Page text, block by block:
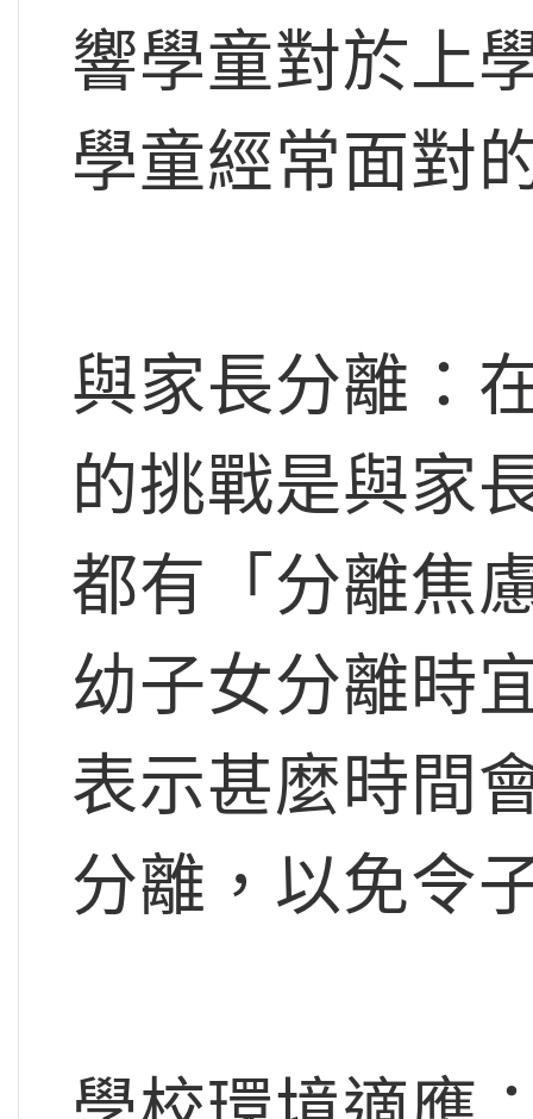
響學童對於上
學童經常面對
與家長分離：
的挑戰是與家
都有「分離焦
幼子女分離時
表示甚麼時間
分離，以免令